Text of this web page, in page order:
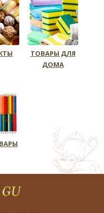
ТОВАРЫ ДЛЯ
ДОМА